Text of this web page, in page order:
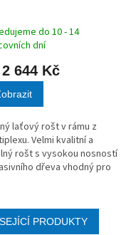
do 10 - 14
dní
2 644 Kč
laťový rošt v rámu z
Velmi kvalitní a
rošt s vysokou nosností
dřeva vhodný pro
PRODUKTY